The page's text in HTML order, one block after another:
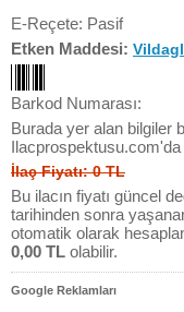
E-Reçete: Pasif
Etken Maddesi:
Barkod Numarası:
Burada yer alan bilgiler
Ilacprospektusu.com'da
İlaç Fiyatı: 0 TL
Bu ilacın fiyatı güncel
tarihinden sonra
otomatik olarak
0,00 TL olabilir.
Google Reklamları